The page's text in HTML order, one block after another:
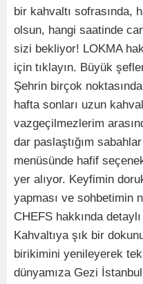
bir kahvaltı sofrasında,
olsun, hangi saatinde
sizi bekliyor! LOKMA
için tıklayın. Büyük
Şehrin birçok
hafta sonları uzun
vazgeçilmezlerim
dar paslaştığım
menüsünde hafif
yer alıyor. Keyfimin
yapması ve sohbetimin
CHEFS hakkında
Kahvaltıya şık bir
birikimini yenileyerek
dünyamıza Gezi